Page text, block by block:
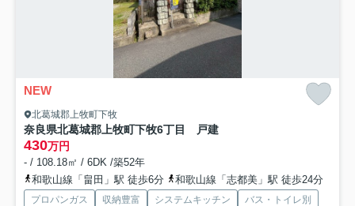
NEW
北葛城郡上牧町下牧
奈良県北葛城郡上牧町下牧6丁目 戸建
430万円
- / 108.18㎡ / 6DK /築52年
和歌山線「畠田」駅 徒歩6分
和歌山線「志都美」駅 徒歩24分
プロパンガス 収納豊富 システムキッチン
バス・トイレ別